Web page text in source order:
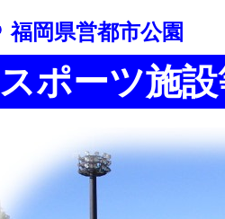
福岡県営都市公園
スポーツ施